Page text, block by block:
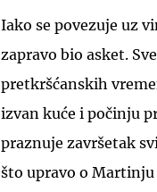
Iako se povezuje uz
zapravo bio asket.
pretkršćanskih
izvan kuće i počinju
praznuje završetak
što upravo o